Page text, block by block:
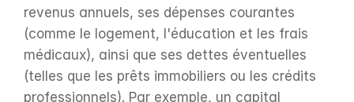
revenus annuels, ses dépenses courantes
(comme le logement, l'éducation et les frais
médicaux), ainsi que ses dettes éventuelles
(telles que les prêts immobiliers ou les crédits
professionnels). Par exemple, un capital